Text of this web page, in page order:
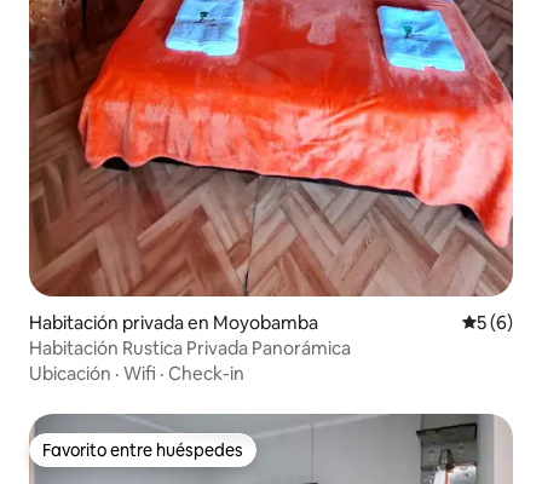
Habitación privada en Moyobamba
5 (6)
Habitación Rustica Privada Panorámica
Ubicación · Wifi · Check-in
Favorito entre huéspedes
Favorito entre huéspedes